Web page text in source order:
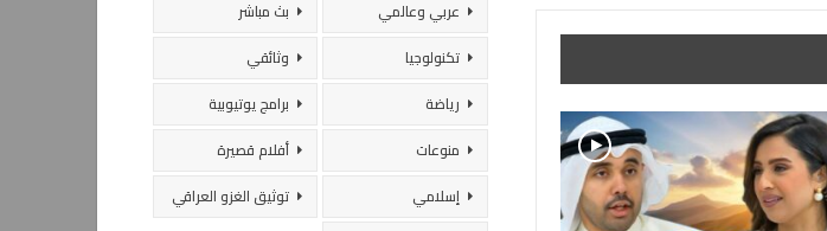
عربي وعالمي
بث مباشر
تكنولوجيا
وثائقي
رياضة
برامج يوتيوبية
منوعات
أفلام قصيرة
إسلامي
توثيق الغزو العراقي